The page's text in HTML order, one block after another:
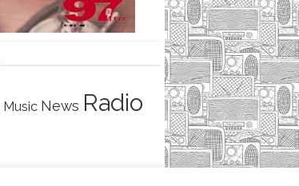
Music News Radio